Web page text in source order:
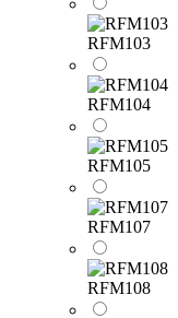
RFM103
RFM104
RFM105
RFM107
RFM108